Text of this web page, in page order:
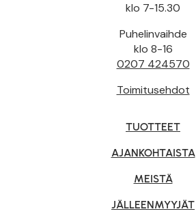
klo 7-15.30
Puhelinvaihde
klo 8-16
0207 424570
Toimitusehdot
TUOTTEET
AJANKOHTAISTA
MEISTÄ
JÄLLEENMYYJÄT